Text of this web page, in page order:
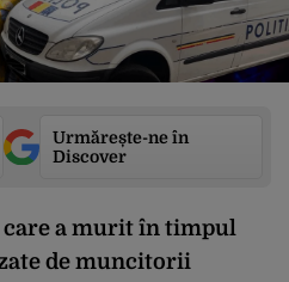
Urmărește-ne în
Discover
a murit în timpul
de muncitorii